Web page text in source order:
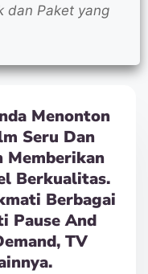
dan Paket yang
Menonton
Seru Dan
Memberikan
Berkualitas.
Berbagai
Pause And
TV